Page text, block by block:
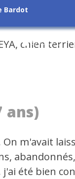
Bardot
ans)
On m'avait
j'ai été bien